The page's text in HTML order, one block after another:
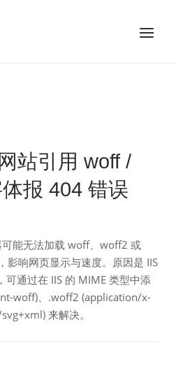
菜
站引用 woff /
报 404 错误
可能无法加载 woff、woff2 或
影响网页显示与速度。原因是 IIS
可通过在 IIS 的 MIME 类型中添
woff)、.woff2 (application/x-
来解决。